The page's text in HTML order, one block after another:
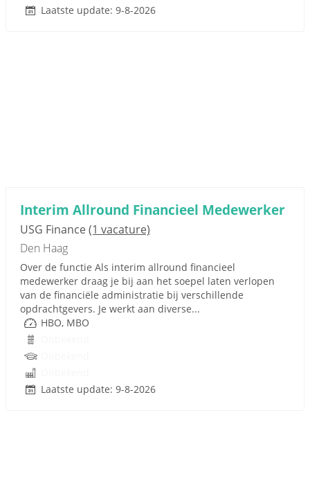
Laatste update: 9-8-2026
Interim Allround Financieel Medewerker
USG Finance(1 vacature)
Den Haag
Over de functie Als interim allround financieel
medewerker draag je bij aan het soepel laten verlopen
van de financiële administratie bij verschillende
opdrachtgevers. Je werkt aan diverse...
HBO, MBO
Laatste update: 9-8-2026